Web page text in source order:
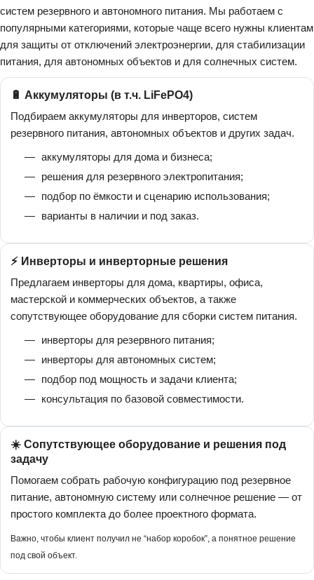
систем резервного и автономного питания. Мы работаем с
популярными категориями, которые чаще всего нужны клиентам
для защиты от отключений электроэнергии, для стабилизации
питания, для автономных объектов и для солнечных систем.
🔋 Аккумуляторы (в т.ч. LiFePO4)
Подбираем аккумуляторы для инверторов, систем
резервного питания, автономных объектов и других задач.
аккумуляторы для дома и бизнеса;
решения для резервного электропитания;
подбор по ёмкости и сценарию использования;
варианты в наличии и под заказ.
⚡ Инверторы и инверторные решения
Предлагаем инверторы для дома, квартиры, офиса,
мастерской и коммерческих объектов, а также
сопутствующее оборудование для сборки систем питания.
инверторы для резервного питания;
инверторы для автономных систем;
подбор под мощность и задачи клиента;
консультация по базовой совместимости.
☀️ Сопутствующее оборудование и решения под
задачу
Помогаем собрать рабочую конфигурацию под резервное
питание, автономную систему или солнечное решение — от
простого комплекта до более проектного формата.
Важно, чтобы клиент получил не “набор коробок”, а понятное решение
под свой объект.